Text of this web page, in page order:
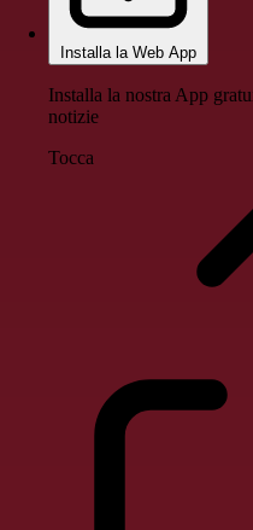
Installa la Web App
Installa la nostra App
notizie
Tocca